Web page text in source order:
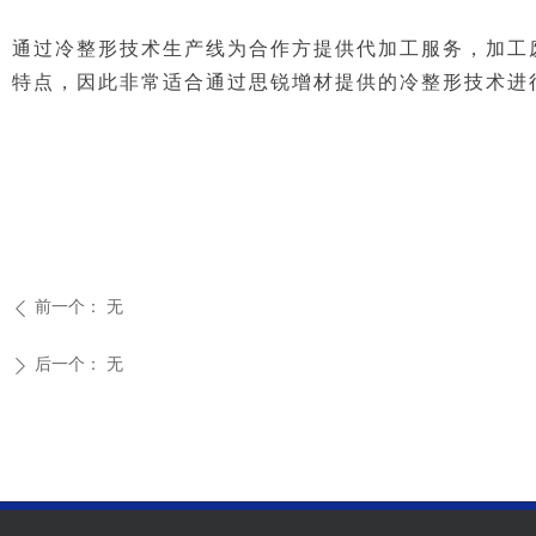
通过冷整形技术生产线为合作方提供代加工服务，加
特点，因此非常适合通过思锐增材提供的冷整形技术
ꄴ 前一个： 无
ꄲ 后一个： 无